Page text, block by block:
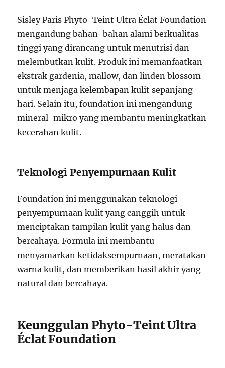
Sisley Paris Phyto-Teint Ultra Éclat Foundation
mengandung bahan-bahan alami berkualitas
tinggi yang dirancang untuk menutrisi dan
melembutkan kulit. Produk ini memanfaatkan
ekstrak gardenia, mallow, dan linden blossom
untuk menjaga kelembapan kulit sepanjang
hari. Selain itu, foundation ini mengandung
mineral-mikro yang membantu meningkatkan
kecerahan kulit.
Teknologi Penyempurnaan Kulit
Foundation ini menggunakan teknologi
penyempurnaan kulit yang canggih untuk
menciptakan tampilan kulit yang halus dan
bercahaya. Formula ini membantu
menyamarkan ketidaksempurnaan, meratakan
warna kulit, dan memberikan hasil akhir yang
natural dan bercahaya.
Keunggulan Phyto-Teint Ultra
Éclat Foundation